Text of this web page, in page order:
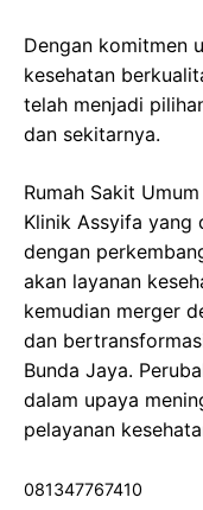
Dengan komitmen
kesehatan
telah menjadi
dan sekitarnya.
Rumah Sakit
Klinik Assyifa yang
dengan
akan layanan
kemudian merger
dan
Bunda Jaya.
dalam upaya
pelayanan
081347767410